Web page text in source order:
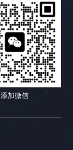
添加微信